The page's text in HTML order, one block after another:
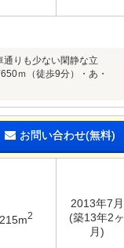
通りも少ない閑静な立
ｍ（徒歩9分）・あ・
お問い合わせ(無料)
215m2
2013年7月
(築13年2ヶ
月)